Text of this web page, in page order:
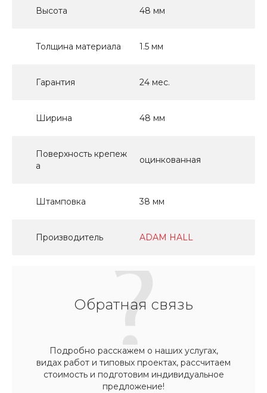
Высота 48 мм
Толщина материала 1.5 мм
Гарантия 24 мес.
Ширина 48 мм
Поверхность крепеж
а
оцинкованная
Штамповка 38 мм
Производитель ADAM HALL
Обратная связь
Подробно расскажем о наших услугах,
видах работ и типовых проектах, рассчитаем
стоимость и подготовим индивидуальное
предложение!